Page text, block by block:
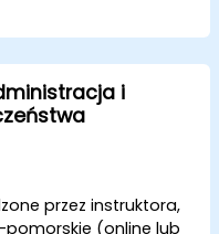
Fortinet.
i rozwiązywać
Fortinet w
Fortinet do
wyzwań i
z
i
przez instruktora,
(online lub